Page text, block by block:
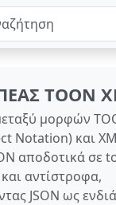
TOON
μορφών
Notation) και
αποδοτικά σε
αντίστροφα,
JSON ως